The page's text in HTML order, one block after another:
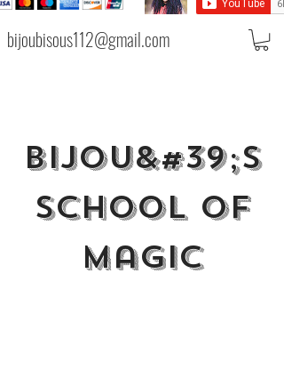
bijoubisous112@gmail.com
Bijou&#39;s
School Of
Magic